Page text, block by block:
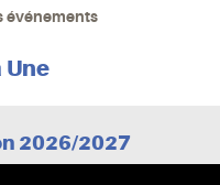
événements
Une
2026/2027